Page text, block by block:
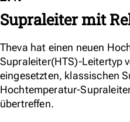
Supraleiter mit
Theva hat einen neuen
Supraleiter(HTS)-Leitertyp
eingesetzten, klassischen
Hochtemperatur-
übertreffen.